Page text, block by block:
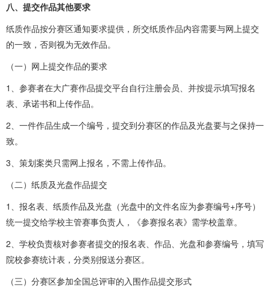
八、提交作品其他要求
纸质作品按分赛区通知要求提供，所交纸质作品内容需要与网上提交
的一致，否则视为无效作品。
（一）网上提交作品的要求
1、参赛者在大广赛作品提交平台自行注册会员、并按提示填写报名
表、承诺书和上传作品。
2、一件作品生成一个编号，提交到分赛区的作品及光盘要与之保持一
致。
3、策划案类只需网上报名，不需上传作品。
（二）纸质及光盘作品提交
1、报名表、纸质作品及光盘（光盘中的文件名应为参赛编号+序号）
统一提交给学校主管赛事负责人，《参赛报名表》需学校盖章。
2、学校负责核对参赛者提交的报名表、作品、光盘和参赛编号，填写
院校参赛统计表，分类别报送分赛区。
（三）分赛区参加全国总评审的入围作品提交形式